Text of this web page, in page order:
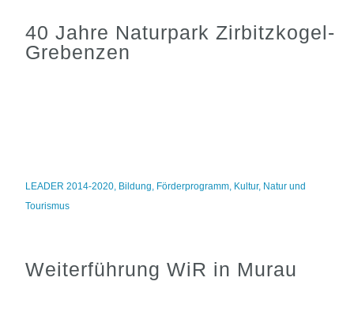
40 Jahre Naturpark Zirbitzkogel-
Grebenzen
LEADER 2014-2020, Bildung, Förderprogramm, Kultur, Natur und
Tourismus
Weiterführung WiR in Murau